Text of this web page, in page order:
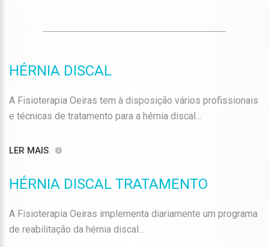
HÉRNIA DISCAL
A Fisioterapia Oeiras tem à disposição vários profissionais
e técnicas de tratamento para a hérnia discal...
LER MAIS
HÉRNIA DISCAL TRATAMENTO
A Fisioterapia Oeiras implementa diariamente um programa
de reabilitação da hérnia discal...